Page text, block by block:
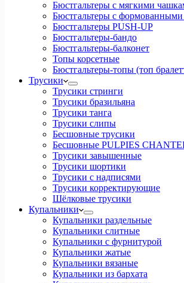
Бюстгальтеры с мягкими
Бюстгальтеры с
Бюстгальтеры PUSH-UP
Бюстгальтеры-бандо
Бюстгальтеры-балконет
Топы корсетные
Бюстгальтеры-топы (топ
Трусики
Трусики стринги
Трусики бразильяна
Трусики танга
Трусики слипы
Бесшовные трусики
Бесшовные PULPIES
Трусики завышенные
Трусики шортики
Трусики с надписями
Трусики корректирующие
Шёлковые трусики
Купальники
Купальники раздельные
Купальники слитные
Купальники с фурнитурой
Купальники жатые
Купальники вязаные
Купальники из бархата